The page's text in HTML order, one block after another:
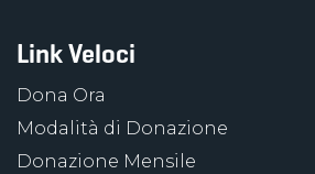
Link Veloci
Dona Ora
Modalità di Donazione
Donazione Mensile